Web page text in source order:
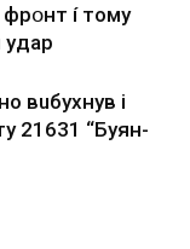
фpօнт í тoмy
yдap
вuбуxнув i
21631 “Буян-